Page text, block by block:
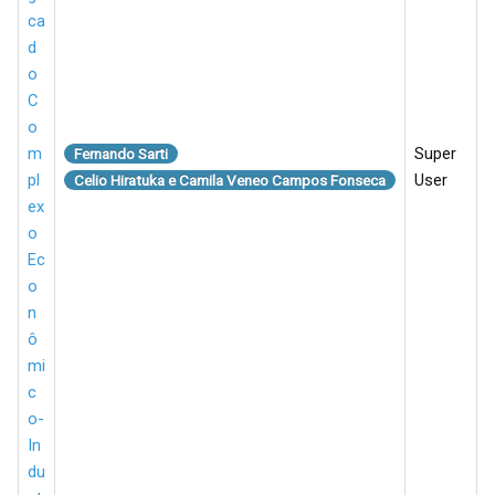
ca
d
o
C
o
m
pl
ex
o
Ec
o
n
ô
mi
c
o-
In
du
Fernando Sarti
Celio Hiratuka e Camila Veneo Campos Fonseca
Super
User